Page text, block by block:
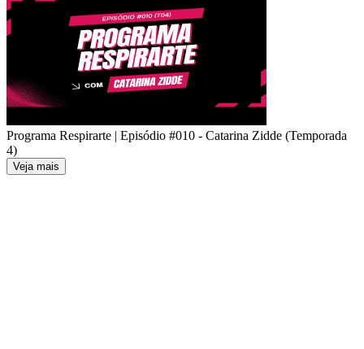
Programa Respirarte | Episódio #010 - Catarina Zidde (Temporada
4)
Veja mais